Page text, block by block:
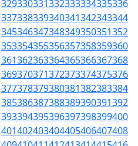
329330331332333334335336
337338339340341342343344
345346347348349350351352
353354355356357358359360
361362363364365366367368
369370371372373374375376
377378379380381382383384
385386387388389390391392
393394395396397398399400
401402403404405406407408